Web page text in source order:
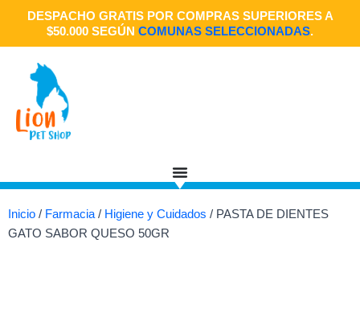
contenido
DESPACHO GRATIS POR COMPRAS SUPERIORES A
$50.000 SEGÚN COMUNAS SELECCIONADAS.
Inicio / Farmacia / Higiene y Cuidados / PASTA DE DIENTES
GATO SABOR QUESO 50GR